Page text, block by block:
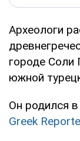
Археологи
городе Соли
южной
Он родился
Greek